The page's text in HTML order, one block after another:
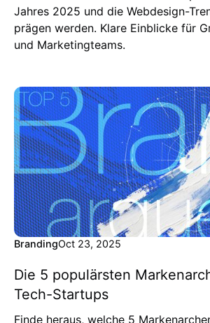
Jahres 2025 und die Webdesign-
prägen werden. Klare Einblicke für
und Marketingteams.
BrandingOct 23, 2025
Die 5 populärsten
Tech-Startups
Finde heraus, welche 5